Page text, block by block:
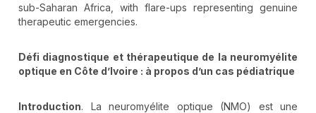
sub-Saharan Africa, with flare-ups representing genuine
therapeutic emergencies.
Défi diagnostique et thérapeutique de la neuromyélite
optique en Côte d’Ivoire : à propos d’un cas pédiatrique
Introduction. La neuromyélite optique (NMO) est une